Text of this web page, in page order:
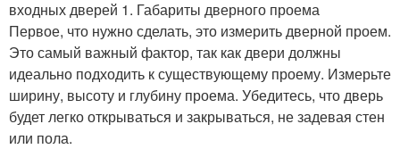
входных дверей 1. Габариты дверного проема
Первое, что нужно сделать, это измерить дверной проем.
Это самый важный фактор, так как двери должны
идеально подходить к существующему проему. Измерьте
ширину, высоту и глубину проема. Убедитесь, что дверь
будет легко открываться и закрываться, не задевая стен
или пола.